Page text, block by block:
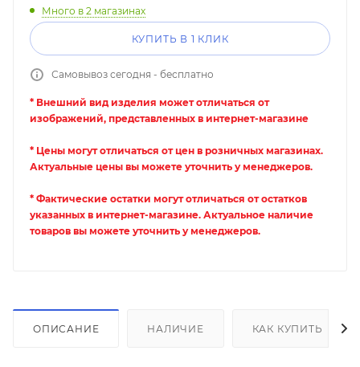
Много в 2 магазинах
КУПИТЬ В 1 КЛИК
Самовывоз сегодня - бесплатно
* Внешний вид изделия может отличаться от
изображений, представленных в интернет-магазине
* Цены могут отличаться от цен в розничных магазинах.
Актуальные цены вы можете уточнить у менеджеров.
* Фактические остатки могут отличаться от остатков
указанных в интернет-магазине. Актуальное наличие
товаров вы можете уточнить у менеджеров.
ОПИСАНИЕ НАЛИЧИЕ КАК КУПИТЬ